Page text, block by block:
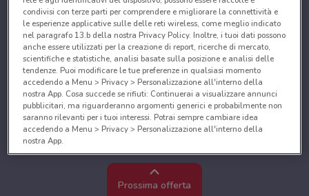
Prossima offerta
condivisi con terze parti per comprendere e migliorare la connettività e
le esperienze applicative sulle delle reti wireless, come meglio indicato
nel paragrafo 13.b della nostra Privacy Policy. Inoltre, i tuoi dati possono
anche essere utilizzati per la creazione di report, ricerche di mercato,
scientifiche e statistiche, analisi basate sulla posizione e analisi delle
tendenze. Puoi modificare le tue preferenze in qualsiasi momento
accedendo a Menu > Privacy > Personalizzazione all'interno della
nostra App. Cosa succede se rifiuti: Continuerai a visualizzare annunci
pubblicitari, ma riguarderanno argomenti generici e probabilmente non
saranno rilevanti per i tuoi interessi. Potrai sempre cambiare idea
accedendo a Menu > Privacy > Personalizzazione all'interno della
nostra App.
Noi e i nostri partner trattiamo i dati per fornire:
Utilizzare dati di geolocalizzazione precisi. Scansione attiva delle
caratteristiche del dispositivo ai fini dell’identificazione. Archiviare